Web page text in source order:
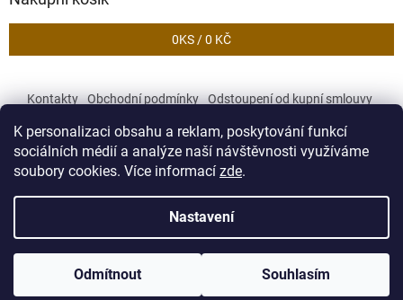
K personalizaci obsahu a reklam, poskytování funkcí
sociálních médií a analýze naší návštěvnosti využíváme
soubory cookies. Více informací zde.
Nastavení
Odmítnout Souhlasím
0KS /0 KČ
Kontakty Obchodní podmínky
Odstoupení od kupní smlouvy
. Všechna práva vyhrazena.